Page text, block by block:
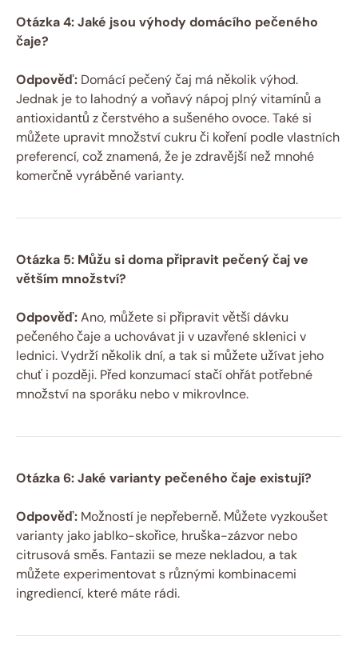
Otázka 4: Jaké jsou výhody domácího pečeného
čaje?
Odpověď: Domácí pečený čaj má několik výhod.
Jednak je to lahodný a voňavý nápoj plný vitamínů a
antioxidantů z čerstvého a sušeného ovoce. Také si
můžete upravit množství cukru či koření podle vlastních
preferencí, což znamená, že je zdravější než mnohé
komerčně vyráběné varianty.
Otázka 5: Můžu si doma připravit pečený čaj ve
větším množství?
Odpověď:Ano, můžete si připravit větší dávku
pečeného čaje a uchovávat ji v uzavřené sklenici v
lednici. Vydrží několik dní, a tak si můžete užívat jeho
chuť i později. Před konzumací stačí ohřát potřebné
množství na sporáku nebo v mikrovlnce.
Otázka 6: Jaké varianty pečeného čaje existují?
Odpověď: Možností je nepřeberně. Můžete vyzkoušet
varianty jako jablko-skořice, hruška-zázvor nebo
citrusová směs. Fantazii se meze nekladou, a tak
můžete experimentovat s různými kombinacemi
ingrediencí, které máte rádi.